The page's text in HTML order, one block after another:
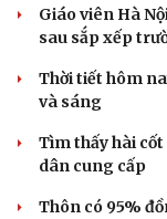
Giáo viên Hà
sau sắp xếp
Thời tiết hôm
và sáng
Tìm thấy hài
dân cung cấp
Thôn có 95%